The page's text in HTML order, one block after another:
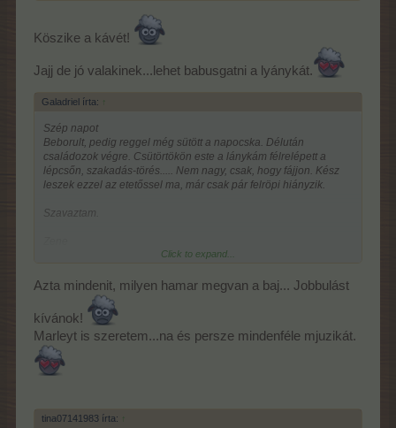
Kislyányom itt piheni ki a hetét, édesem
Ma ilyen lakásban beszorulós nap lesz ahogy látom.Boldog
Március15.-ét
Köszike a kávét!
Jajj de jó valakinek...lehet babusgatni a lyánykát.
Galadriel írta: ↑
Szép napot
Beborult, pedig reggel még sütött a napocska. Délután
családozok végre. Csütörtökön este a lánykám félrelépett a
lépcsőn, szakadás-törés..... Nem nagy, csak, hogy fájjon. Kész
leszek ezzel az etetőssel ma, már csak pár felröpi hiányzik.
Szavaztam.
Próbáld ki, a reggae ritmusa verhetetlen a takarításhoz.
Click to expand...
Azta mindenit, milyen hamar megvan a baj... Jobbulást
kívánok!
Marleyt is szeretem...na és persze mindenféle mjuzikát.
tina07141983 írta: ↑